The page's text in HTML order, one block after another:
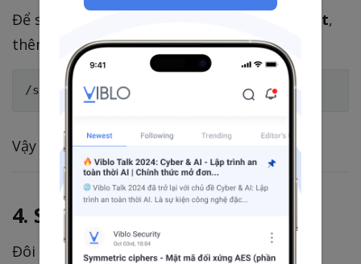
Để swap tự động được apply mỗi khi reboot,
thêm dòng sau vào file /etc/fstab :
Vậy là xong! Setup chưa đến 5 phút.
4. Swap bao nhiêu là đủ?
Đôi lúc chúng ta nghĩ cứ Swap lên nhiều thì